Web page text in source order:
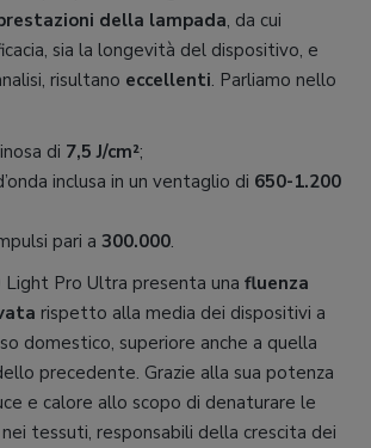
della lampada, da cui
sia la longevità del dispositivo, e
risultano eccellenti. Parliamo nello
di 7,5 J/cm²;
inclusa in un ventaglio di 650-1.200
pari a 300.000.
Light Pro Ultra presenta una fluenza
rispetto alla media dei dispositivi a
domestico, superiore anche a quella
precedente. Grazie alla sua potenza
e calore allo scopo di denaturare le
tessuti, responsabili della crescita dei